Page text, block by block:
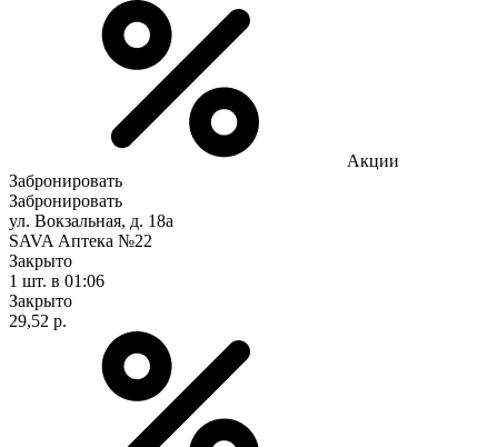
Акции
Забронировать
Забронировать
ул. Вокзальная, д. 18а
SAVA Аптека №22
Закрыто
1 шт. в 01:06
Закрыто
29,52 р.